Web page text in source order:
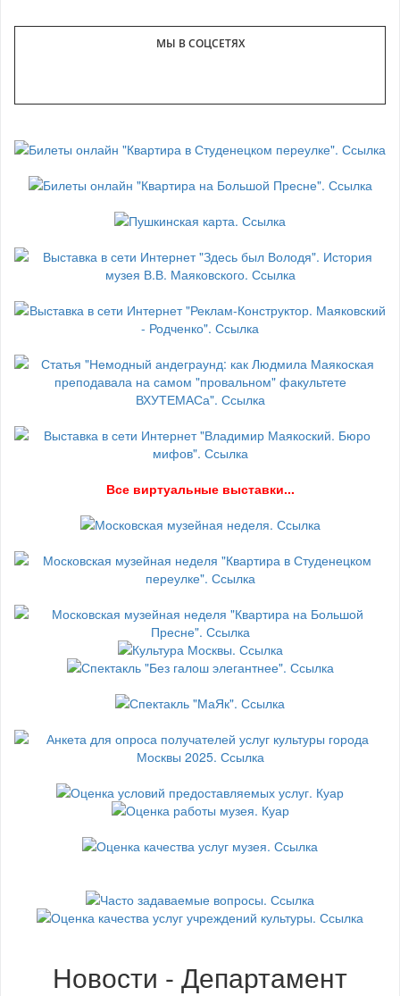
МЫ В СОЦСЕТЯХ
Все виртуальные выставки...
Новости - Департамент